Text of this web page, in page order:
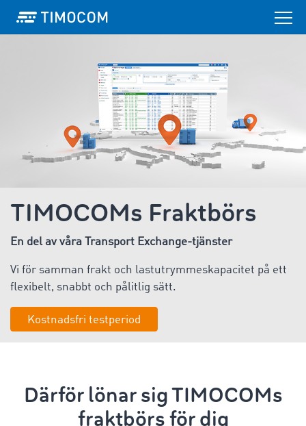
TIMOCOMs Fraktbörs
En del av våra Transport Exchange-tjänster
Vi för samman frakt och lastutrymmeskapacitet på ett
flexibelt, snabbt och pålitlig sätt.
Kostnadsfri testperiod
Därför lönar sig TIMOCOMs
fraktbörs för dig